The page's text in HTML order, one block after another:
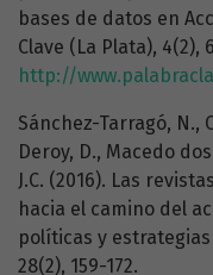
bases de datos en
Clave (La Plata), 4(2),
http://
Sánchez-Tarragó, N.,
Deroy, D., Macedo
J.C. (2016). Las
hacia el camino del
políticas y
28(2), 159-172.